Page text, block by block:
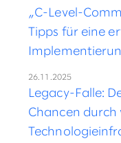
„C-Level-
Tipps für eine
26.11.2025
Legacy-Falle:
Chancen durch